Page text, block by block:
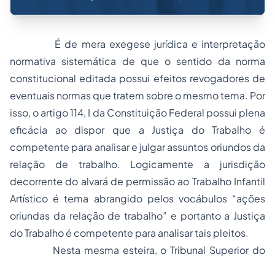
É de mera exegese jurídica e interpretação
normativa sistemática de que o sentido da norma
constitucional editada possui efeitos revogadores de
eventuais normas que tratem sobre o mesmo tema. Por
isso, o artigo 114, I da Constituição Federal possui plena
eficácia ao dispor que a Justiça do Trabalho é
competente para analisar e julgar assuntos oriundos da
relação de trabalho. Logicamente a jurisdição
decorrente do alvará de permissão ao Trabalho Infantil
Artístico é tema abrangido pelos vocábulos “ações
oriundas da relação de trabalho” e portanto a Justiça
do Trabalho é competente para analisar tais pleitos.
Nesta mesma esteira, o Tribunal Superior do